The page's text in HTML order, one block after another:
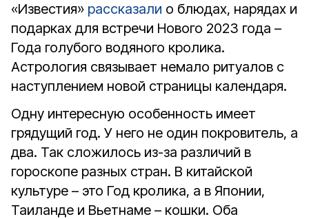
«Известия» рассказали о блюдах, нарядах и
подарках для встречи Нового 2023 года –
Года голубого водяного кролика.
Астрология связывает немало ритуалов с
наступлением новой страницы календаря.
Одну интересную особенность имеет
грядущий год. У него не один покровитель, а
два. Так сложилось из-за различий в
гороскопе разных стран. В китайской
культуре – это Год кролика, а в Японии,
Таиланде и Вьетнаме – кошки. Оба